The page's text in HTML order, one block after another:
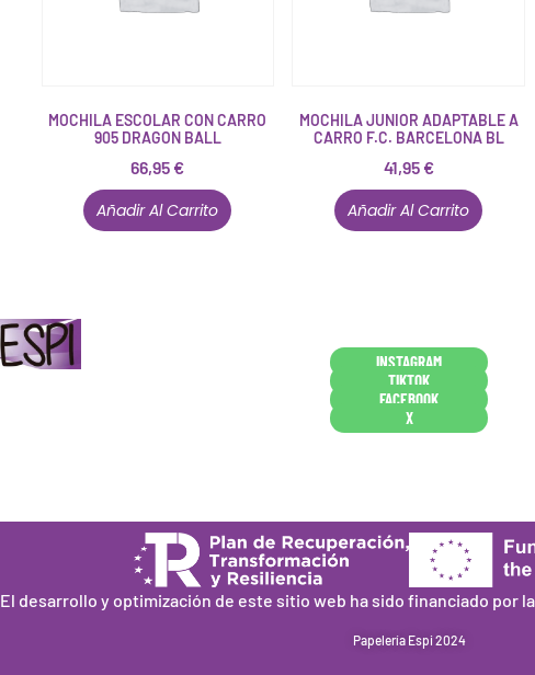
MOCHILA ESCOLAR CON CARRO
905 DRAGON BALL
66,95 €
Añadir Al Carrito
MOCHILA JUNIOR ADAPTABLE A
CARRO F.C. BARCELONA BL
41,95 €
Añadir Al Carrito
INSTAGRAM
TIKTOK
FACEBOOK
X
El desarrollo y optimización de este sitio web ha sido financiado por
Papelería Espi 2024